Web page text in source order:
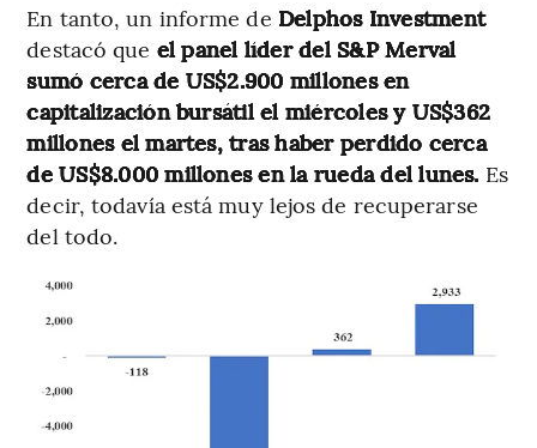
En tanto, un informe de Delphos Investment
destacó que el panel líder del S&P Merval
sumó cerca de US$2.900 millones en
capitalización bursátil el miércoles y US$362
millones el martes, tras haber perdido cerca
de US$8.000 millones en la rueda del lunes. Es
decir, todavía está muy lejos de recuperarse
del todo.